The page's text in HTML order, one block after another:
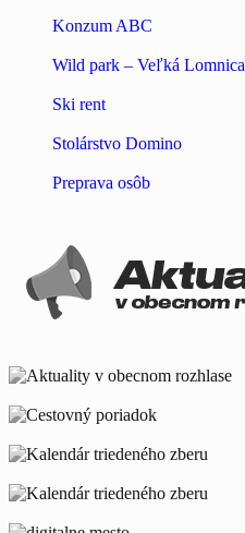
Konzum ABC
Wild park – Veľká Lomnica
Ski rent
Stolárstvo Domino
Preprava osôb